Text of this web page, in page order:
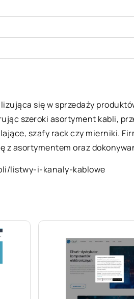
się w sprzedaży
szeroki asortyment kabli,
szafy rack czy mierniki.
z asortymentem oraz
listwy-i-kanaly-kablowe